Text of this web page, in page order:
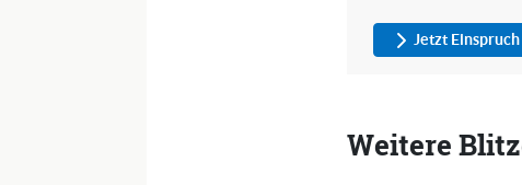
Jetzt
Weitere